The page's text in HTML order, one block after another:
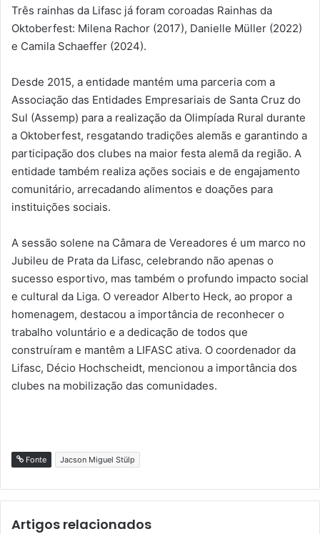
Três rainhas da Lifasc já foram coroadas Rainhas da
Oktoberfest: Milena Rachor (2017), Danielle Müller (2022)
e Camila Schaeffer (2024).
Desde 2015, a entidade mantém uma parceria com a
Associação das Entidades Empresariais de Santa Cruz do
Sul (Assemp) para a realização da Olimpíada Rural durante
a Oktoberfest, resgatando tradições alemãs e garantindo a
participação dos clubes na maior festa alemã da região. A
entidade também realiza ações sociais e de engajamento
comunitário, arrecadando alimentos e doações para
instituições sociais.
A sessão solene na Câmara de Vereadores é um marco no
Jubileu de Prata da Lifasc, celebrando não apenas o
sucesso esportivo, mas também o profundo impacto social
e cultural da Liga. O vereador Alberto Heck, ao propor a
homenagem, destacou a importância de reconhecer o
trabalho voluntário e a dedicação de todos que
construíram e mantêm a LIFASC ativa. O coordenador da
Lifasc, Décio Hochscheidt, mencionou a importância dos
clubes na mobilização das comunidades.
Fonte Jacson Miguel Stülp
Artigos relacionados